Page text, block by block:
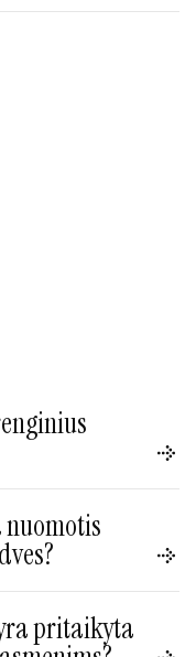
apie
ir jų darbo laiką
įvairiems
įmonių
parodoms
pritaikyta